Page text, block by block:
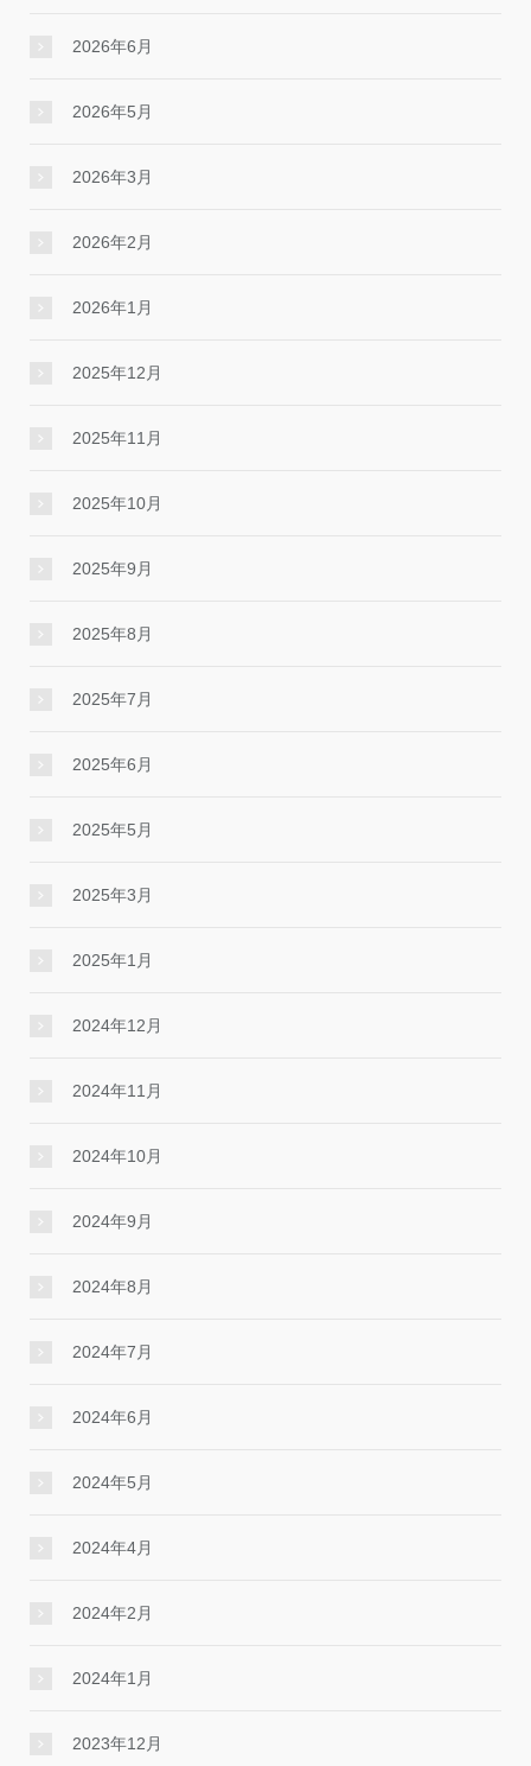
2026年6月
2026年5月
2026年3月
2026年2月
2026年1月
2025年12月
2025年11月
2025年10月
2025年9月
2025年8月
2025年7月
2025年6月
2025年5月
2025年3月
2025年1月
2024年12月
2024年11月
2024年10月
2024年9月
2024年8月
2024年7月
2024年6月
2024年5月
2024年4月
2024年2月
2024年1月
2023年12月